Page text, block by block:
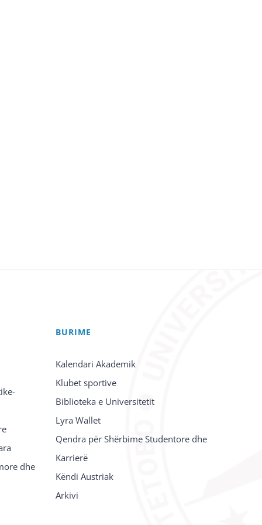
dhe
BURIME
Kalendari Akademik
Klubet sportive
Biblioteka e Universitetit
Lyra Wallet
Qendra për Shërbime Studentore dhe
Karrierë
Këndi Austriak
Arkivi